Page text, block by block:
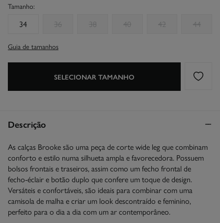
Tamanho:
34 36 38 40 42 44
Guia de tamanhos
SELECIONAR TAMANHO
Descrição
As calças Brooke são uma peça de corte wide leg que combinam
conforto e estilo numa silhueta ampla e favorecedora. Possuem
bolsos frontais e traseiros, assim como um fecho frontal de
fecho-éclair e botão duplo que confere um toque de design.
Versáteis e confortáveis, são ideais para combinar com uma
camisola de malha e criar um look descontraído e feminino,
perfeito para o dia a dia com um ar contemporâneo.